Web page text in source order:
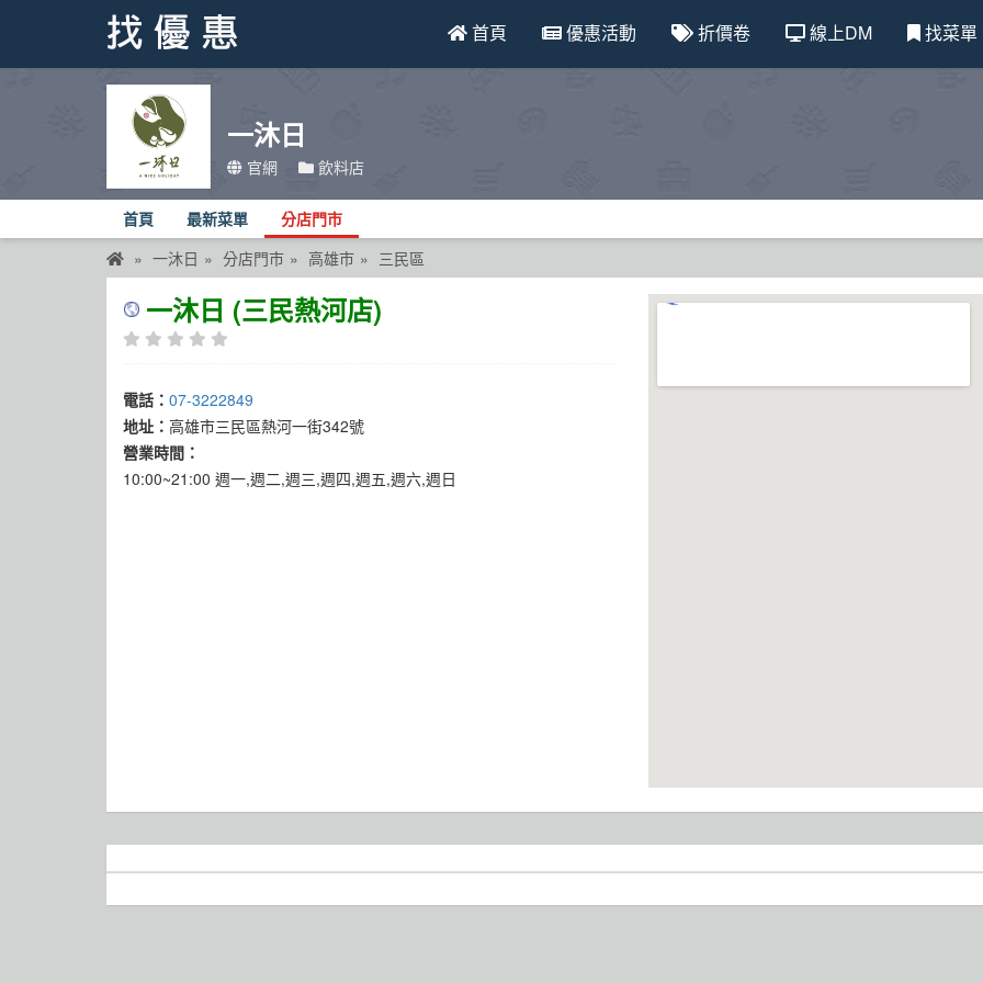
首頁 優惠活動 折價卷 線上DM 找菜單
一沐日
官網 飲料店
首頁 最新菜單 分店門市
一沐日 分店門市 高雄市 三民區
一沐日 (三民熱河店)
電話： 07-3222849
地址： 高雄市三民區熱河一街342號
營業時間：
10:00~21:00 週一,週二,週三,週四,週五,週六,週日
找優惠